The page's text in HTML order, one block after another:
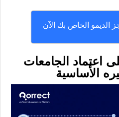
الديمو الخاص بك الآن
الجامعات
الأساسية